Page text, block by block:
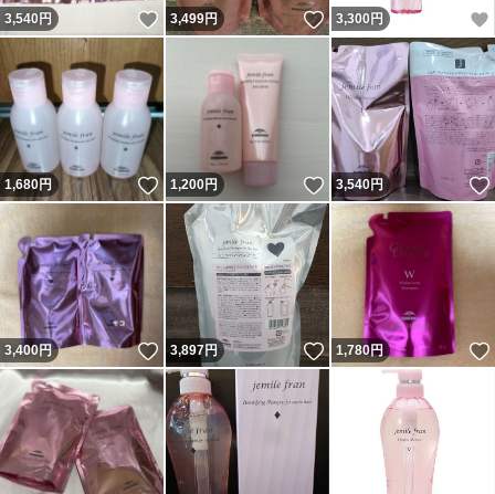
3,540円 いいね！
3,499円 いいね！
3,300 円
1,680円 いいね！
1,200円 いいね！
3,540円
3,400円 いいね！
3,897円 いいね！
1,780円